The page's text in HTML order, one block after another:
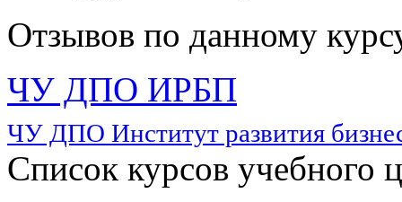
Отзывов по данному
ЧУ ДПО ИРБП
ЧУ ДПО Институт развития
Список курсов учебного